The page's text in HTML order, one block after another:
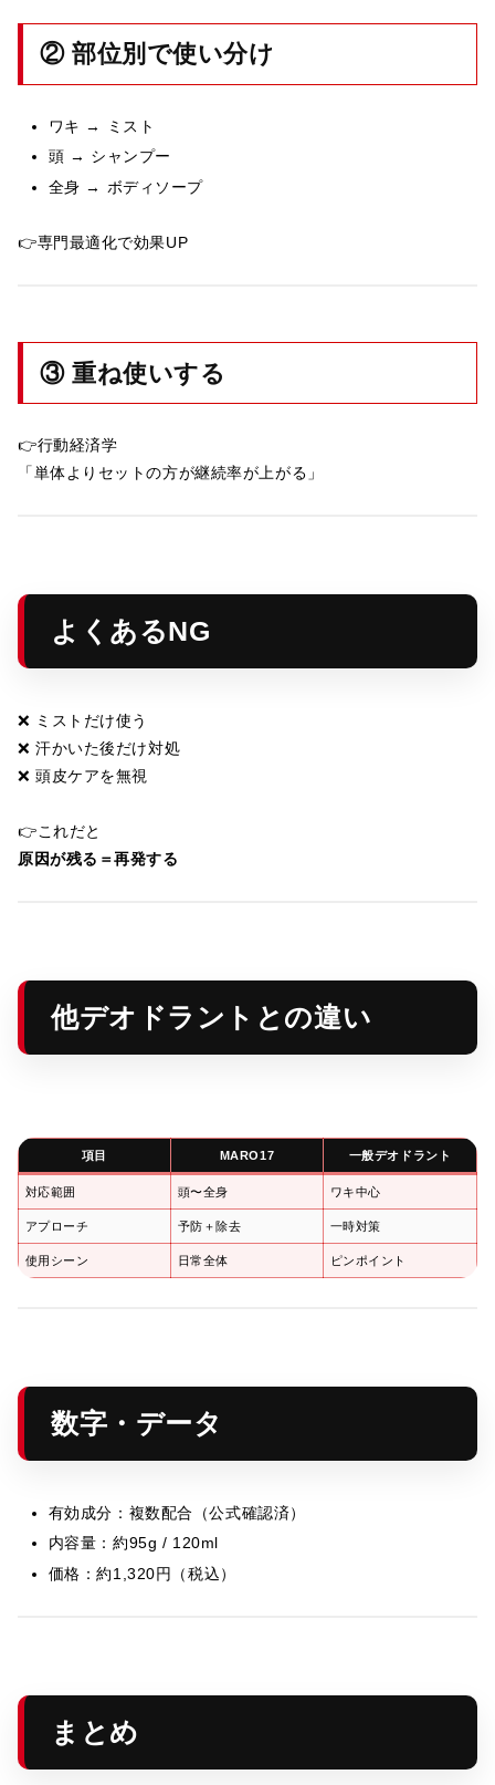
② 部位別で使い分け
ワキ → ミスト
頭 → シャンプー
全身 → ボディソープ
👉専門最適化で効果UP
③ 重ね使いする
👉行動経済学
「単体よりセットの方が継続率が上がる」
よくあるNG
❌ ミストだけ使う
❌ 汗かいた後だけ対処
❌ 頭皮ケアを無視
👉これだと
原因が残る＝再発する
他デオドラントとの違い
項目 MARO17 一般デオドラント
対応範囲 頭〜全身 ワキ中心
アプローチ 予防＋除去 一時対策
使用シーン 日常全体 ピンポイント
数字・データ
有効成分：複数配合（公式確認済）
内容量：約95g / 120ml
価格：約1,320円（税込）
まとめ